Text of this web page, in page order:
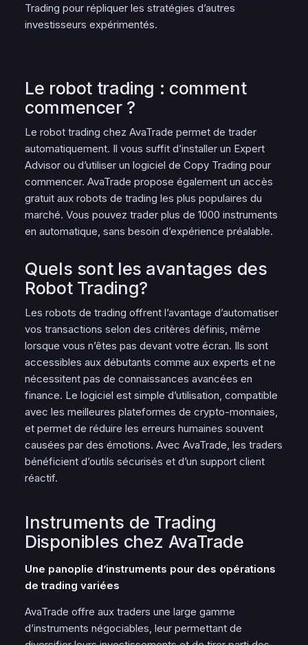
Trading pour répliquer les stratégies d’autres
investisseurs expérimentés.
Le robot trading : comment
commencer ?
Le robot trading chez AvaTrade permet de trader
automatiquement. Il vous suffit d’installer un Expert
Advisor ou d’utiliser un logiciel de Copy Trading pour
commencer. AvaTrade propose également un accès
gratuit aux robots de trading les plus populaires du
marché. Vous pouvez trader plus de 1000 instruments
en automatique, sans besoin d’expérience préalable.
Quels sont les avantages des
Robot Trading?
Les robots de trading offrent l’avantage d’automatiser
vos transactions selon des critères définis, même
lorsque vous n’êtes pas devant votre écran. Ils sont
accessibles aux débutants comme aux experts et ne
nécessitent pas de connaissances avancées en
finance. Le logiciel est simple d’utilisation, compatible
avec les meilleures plateformes de crypto-monnaies,
et permet de réduire les erreurs humaines souvent
causées par des émotions. Avec AvaTrade, les traders
bénéficient d’outils sécurisés et d’un support client
réactif.
Instruments de Trading
Disponibles chez AvaTrade
Une panoplie d’instruments pour des opérations
de trading variées
AvaTrade offre aux traders une large gamme
d’instruments négociables, leur permettant de